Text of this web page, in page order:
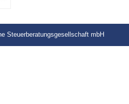
Steuerberatungsgesellschaft mbH